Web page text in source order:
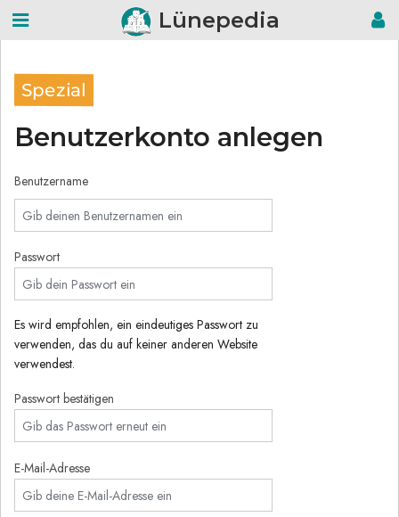
Lünepedia
Spezial
Benutzerkonto anlegen
Benutzername
Passwort
Es wird empfohlen, ein eindeutiges Passwort zu
verwenden, das du auf keiner anderen Website
verwendest.
Passwort bestätigen
E-Mail-Adresse